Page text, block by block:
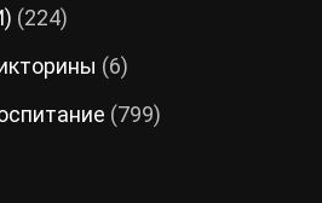
(224)
(6)
(799)